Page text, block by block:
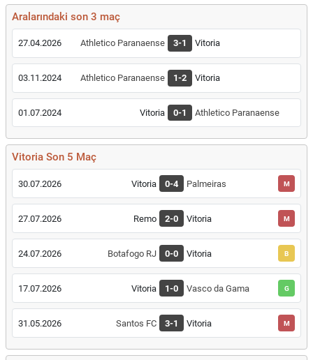
Aralarındaki son 3 maç
27.04.2026 Athletico Paranaense 3-1 Vitoria
03.11.2024 Athletico Paranaense 1-2 Vitoria
01.07.2024 Vitoria 0-1 Athletico Paranaense
Vitoria Son 5 Maç
30.07.2026 Vitoria 0-4 Palmeiras M
27.07.2026 Remo 2-0 Vitoria M
24.07.2026 Botafogo RJ 0-0 Vitoria B
17.07.2026 Vitoria 1-0 Vasco da Gama G
31.05.2026 Santos FC 3-1 Vitoria M